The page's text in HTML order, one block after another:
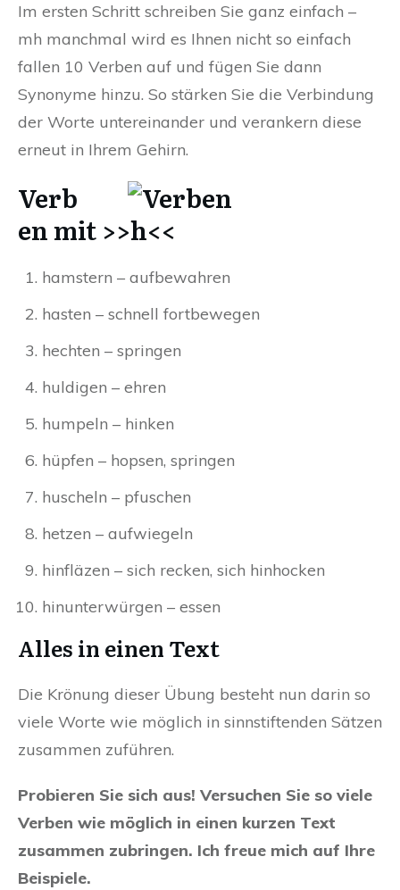
Im ersten Schritt schreiben Sie ganz einfach –
mh manchmal wird es Ihnen nicht so einfach
fallen 10 Verben auf und fügen Sie dann
Synonyme hinzu. So stärken Sie die Verbindung
der Worte untereinander und verankern diese
erneut in Ihrem Gehirn.
Verb
en mit >>h<<
hamstern – aufbewahren
hasten – schnell fortbewegen
hechten – springen
huldigen – ehren
humpeln – hinken
hüpfen – hopsen, springen
huscheln – pfuschen
hetzen – aufwiegeln
hinfläzen – sich recken, sich hinhocken
hinunterwürgen – essen
Alles in einen Text
Die Krönung dieser Übung besteht nun darin so
viele Worte wie möglich in sinnstiftenden Sätzen
zusammen zuführen.
Probieren Sie sich aus! Versuchen Sie so viele
Verben wie möglich in einen kurzen Text
zusammen zubringen. Ich freue mich auf Ihre
Beispiele.